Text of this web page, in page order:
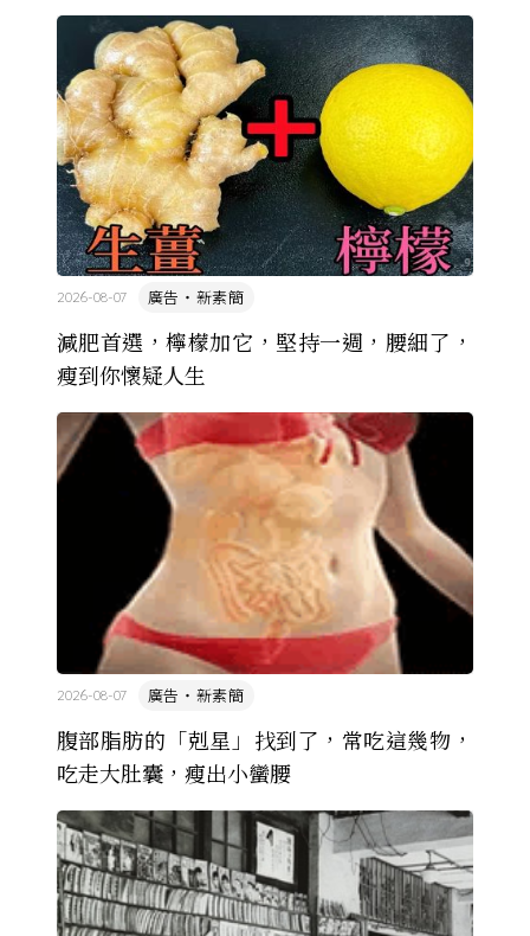
嚴令，這段歷 ...
減肥首選，檸檬加它，堅持一週，腰細了，
瘦到你懷疑人生
廣告・新素簡
2026-08-07
腹部脂肪的「剋星」找到了，常吃這幾物，
吃走大肚囊，瘦出小蠻腰
廣告・新素簡
2026-08-07